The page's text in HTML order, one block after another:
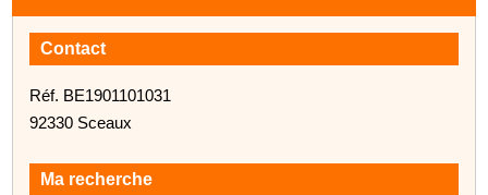
Contact
Réf. BE1901101031
92330 Sceaux
Ma recherche